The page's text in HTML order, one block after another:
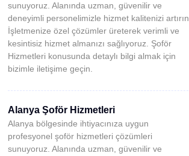
sunuyoruz. Alanında uzman, güvenilir ve
deneyimli personelimizle hizmet kalitenizi artırın.
İşletmenize özel çözümler üreterek verimli ve
kesintisiz hizmet almanızı sağlıyoruz. Şoför
Hizmetleri konusunda detaylı bilgi almak için
bizimle iletişime geçin.
Alanya Şoför Hizmetleri
Alanya bölgesinde ihtiyacınıza uygun
profesyonel şoför hizmetleri çözümleri
sunuyoruz. Alanında uzman, güvenilir ve